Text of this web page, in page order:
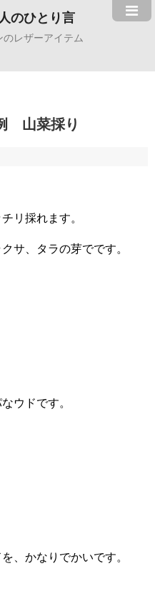
のひとり言
のレザーアイテム
山菜採り
リ採れます。
サ、タラの芽でです。
ウドです。
、かなりでかいです。